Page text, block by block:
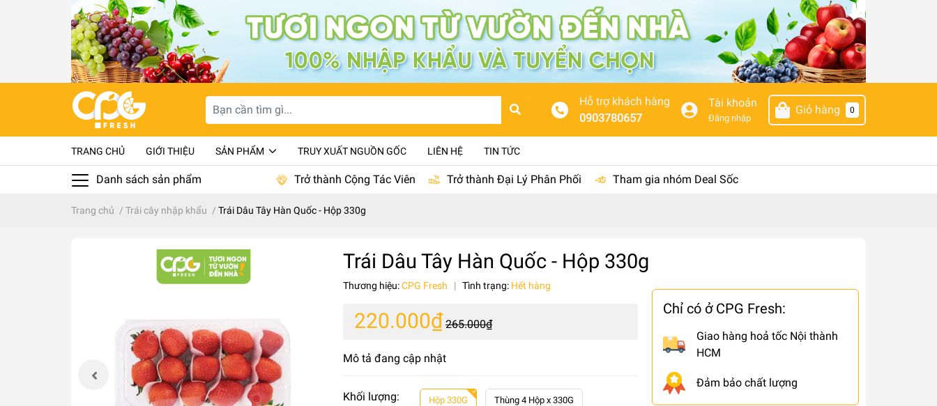
Hỗ trợ khách hàng
0903780657
Tài khoản
Đăng nhập
Giỏ hàng 0
TRANG CHỦ GIỚI THIỆU SẢN PHẨM TRUY XUẤT NGUỒN GỐC LIÊN HỆ TIN TỨC
Danh sách sản phẩm Trở thành Cộng Tác Viên Trở thành Đại Lý Phân Phối Tham gia nhóm Deal Sốc
Trang chủ / Trái cây nhập khẩu / Trái Dâu Tây Hàn Quốc - Hộp 330g
Trái Dâu Tây Hàn Quốc - Hộp 330g
Thương hiệu:CPG Fresh | Tình trạng: Hết hàng
220.000₫ 265.000₫
Mô tả đang cập nhật
Khối lượng: Hộp 330G Thùng 4 Hộp x 330G
Chỉ có ở CPG Fresh:
Giao hàng hoả tốc Nội thành
HCM
Đảm bảo chất lượng